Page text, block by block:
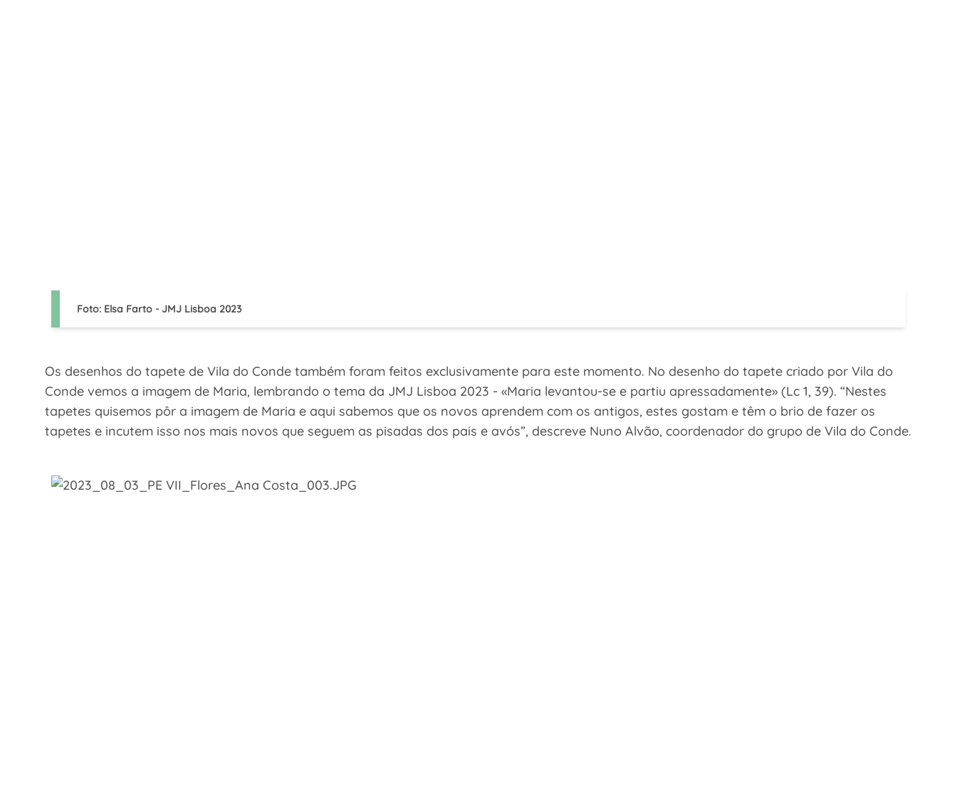
Foto: Elsa Farto - JMJ Lisboa 2023
Os desenhos do tapete de Vila do Conde também foram feitos exclusivamente para este momento. No desenho do tapete criado por Vila do
Conde vemos a imagem de Maria, lembrando o tema da JMJ Lisboa 2023 - «Maria levantou-se e partiu apressadamente» (Lc 1, 39). “Nestes
tapetes quisemos pôr a imagem de Maria e aqui sabemos que os novos aprendem com os antigos, estes gostam e têm o brio de fazer os
tapetes e incutem isso nos mais novos que seguem as pisadas dos pais e avós”, descreve Nuno Alvão, coordenador do grupo de Vila do Conde.